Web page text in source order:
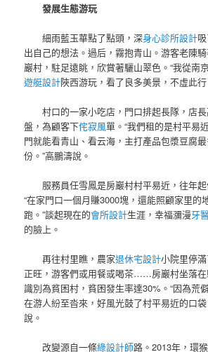
發展生態游玩
細雨藍玉華點了點頭，深身心診所設計
出自己的想法。過后，霧抱青山。游客老陳
巖村，駐足遠眺，欣賞著驪山翠色。“我從南
遊艇設計陜西游玩，看了良多美景，不虛此行
村口的一家小吃店，門口排起長隊，店
盤，為顧客下侘寂風單。“我們租的是村平易
門就能看青山、看云海，主打產品包漿豆腐
份。”高鵬濤說。
服務員任雪鳳是房巖村村平易近，往年
“在家門口一個月賺3000塊，還能照顧家里的
跑。”談起現在的會所設計生涯，幸福瀰漫牙
的臉上。
再往村里瞧，農家退休宅設計小院里停
正旺，游客們或用餐或喝茶……房巖村坐落在
識別為貧困村，貧困發生率達30%。“因為荒
在游人紛至沓來，好風光鼓了村平易近的口
說。
改變源自一條綠設計師路。2013年，環